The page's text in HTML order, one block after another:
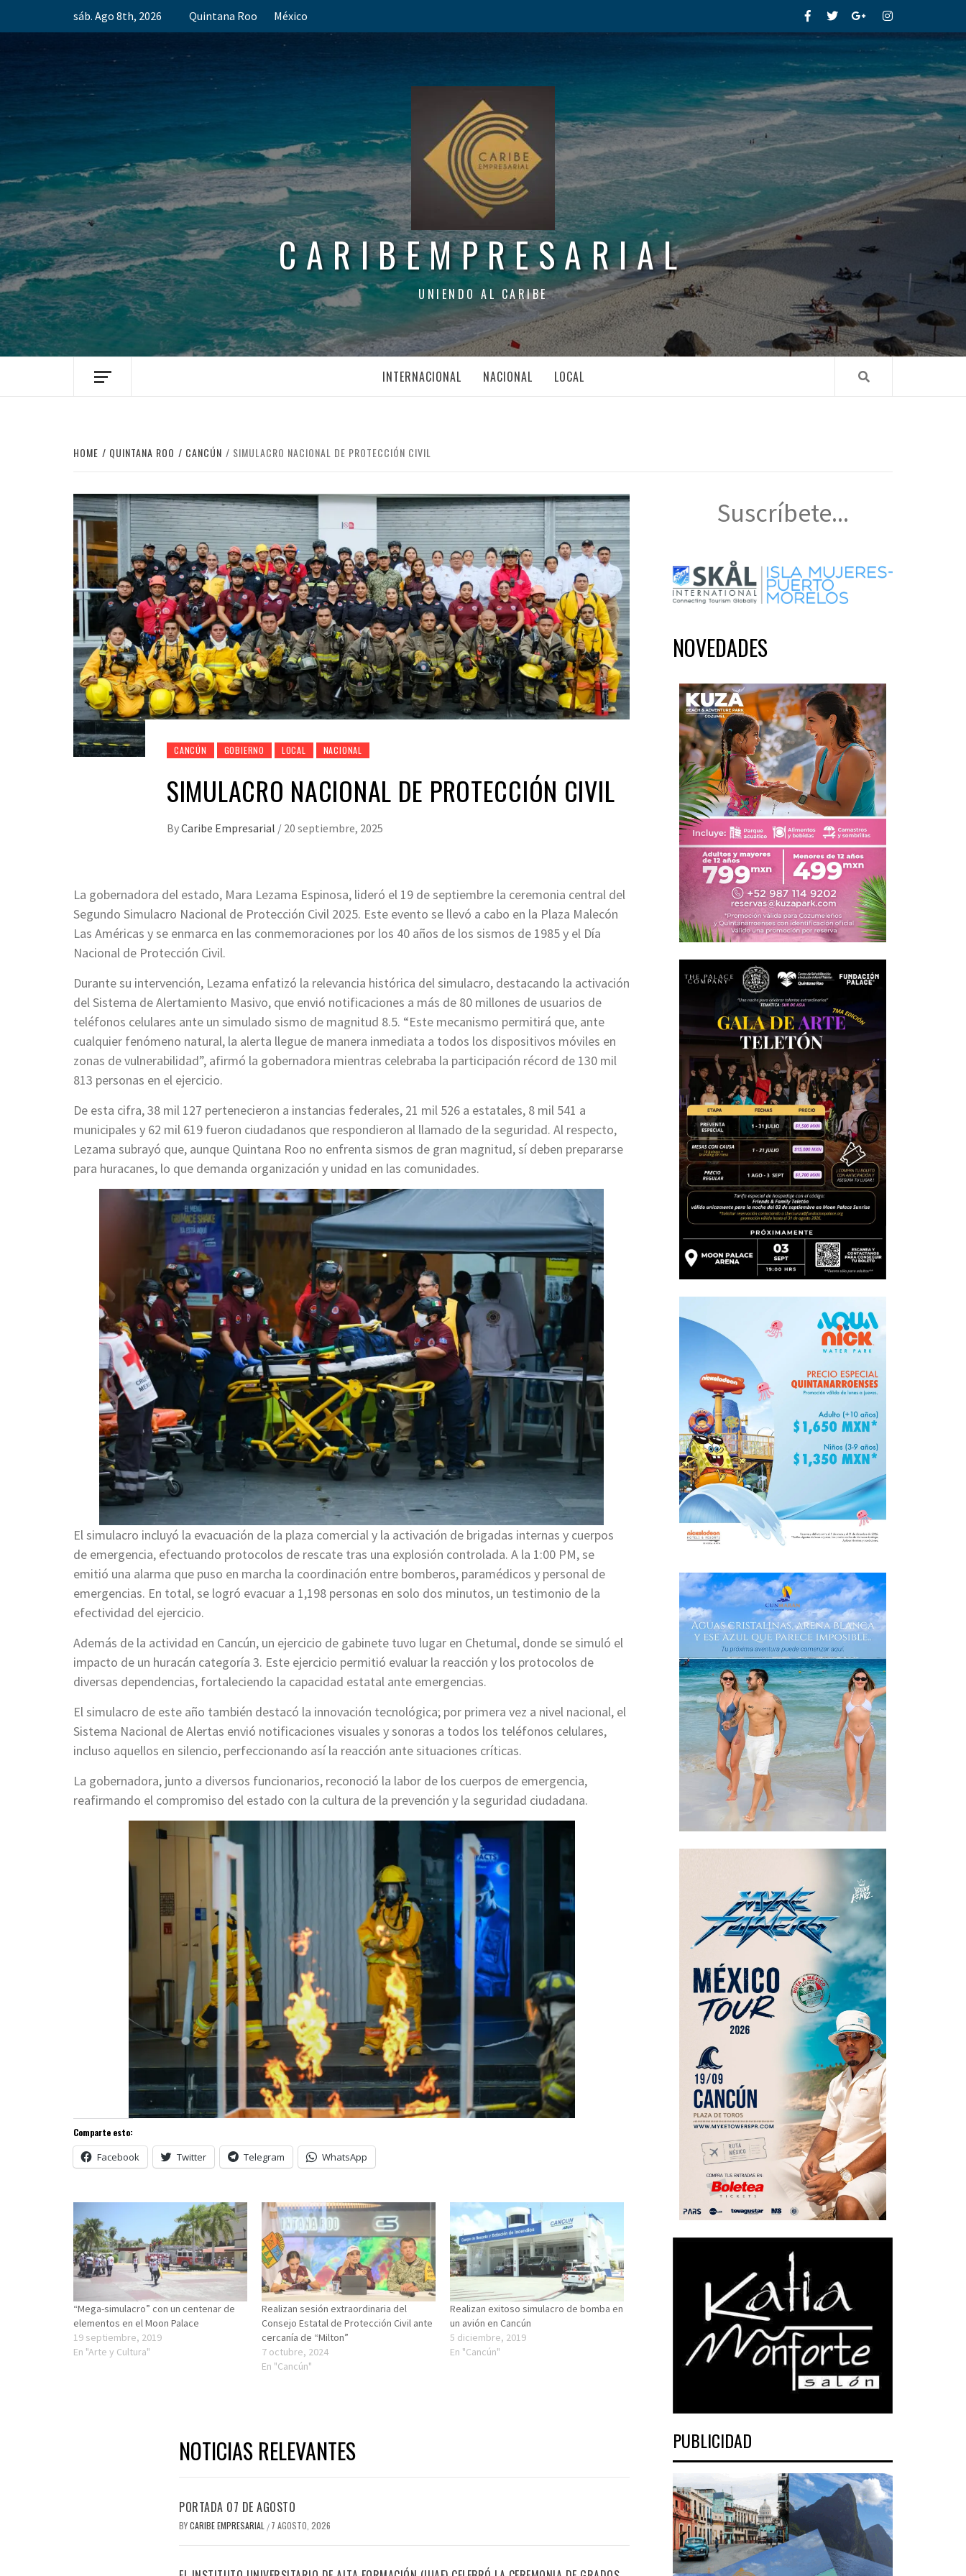
sáb. Ago 8th, 2026 Quintana Roo México FacebookTwitterGoogle+Instagram
CARIBEMPRESARIAL
UNIENDO AL CARIBE
INTERNACIONAL NACIONAL LOCAL
HOME QUINTANA ROO CANCÚN SIMULACRO NACIONAL DE PROTECCIÓN CIVIL
CANCÚN GOBIERNO LOCAL NACIONAL
SIMULACRO NACIONAL DE PROTECCIÓN CIVIL
ByCaribe Empresarial / 20 septiembre, 2025
La gobernadora del estado, Mara Lezama Espinosa, lideró el 19 de septiembre la ceremonia central del
Segundo Simulacro Nacional de Protección Civil 2025. Este evento se llevó a cabo en la Plaza Malecón
Las Américas y se enmarca en las conmemoraciones por los 40 años de los sismos de 1985 y el Día
Nacional de Protección Civil.
Durante su intervención, Lezama enfatizó la relevancia histórica del simulacro, destacando la activación
del Sistema de Alertamiento Masivo, que envió notificaciones a más de 80 millones de usuarios de
teléfonos celulares ante un simulado sismo de magnitud 8.5. “Este mecanismo permitirá que, ante
cualquier fenómeno natural, la alerta llegue de manera inmediata a todos los dispositivos móviles en
zonas de vulnerabilidad”, afirmó la gobernadora mientras celebraba la participación récord de 130 mil
813 personas en el ejercicio.
De esta cifra, 38 mil 127 pertenecieron a instancias federales, 21 mil 526 a estatales, 8 mil 541 a
municipales y 62 mil 619 fueron ciudadanos que respondieron al llamado de la seguridad. Al respecto,
Lezama subrayó que, aunque Quintana Roo no enfrenta sismos de gran magnitud, sí deben prepararse
para huracanes, lo que demanda organización y unidad en las comunidades.
El simulacro incluyó la evacuación de la plaza comercial y la activación de brigadas internas y cuerpos
de emergencia, efectuando protocolos de rescate tras una explosión controlada. A la 1:00 PM, se
emitió una alarma que puso en marcha la coordinación entre bomberos, paramédicos y personal de
emergencias. En total, se logró evacuar a 1,198 personas en solo dos minutos, un testimonio de la
efectividad del ejercicio.
Además de la actividad en Cancún, un ejercicio de gabinete tuvo lugar en Chetumal, donde se simuló el
impacto de un huracán categoría 3. Este ejercicio permitió evaluar la reacción y los protocolos de
diversas dependencias, fortaleciendo la capacidad estatal ante emergencias.
El simulacro de este año también destacó la innovación tecnológica; por primera vez a nivel nacional, el
Sistema Nacional de Alertas envió notificaciones visuales y sonoras a todos los teléfonos celulares,
incluso aquellos en silencio, perfeccionando así la reacción ante situaciones críticas.
La gobernadora, junto a diversos funcionarios, reconoció la labor de los cuerpos de emergencia,
reafirmando el compromiso del estado con la cultura de la prevención y la seguridad ciudadana.
Comparte esto:
Facebook Twitter Telegram WhatsApp
“Mega-simulacro” con un centenar de
elementos en el Moon Palace
19 septiembre, 2019
En "Arte y Cultura"
Realizan sesión extraordinaria del
Consejo Estatal de Protección Civil ante
cercanía de “Milton”
7 octubre, 2024
En "Cancún"
Realizan exitoso simulacro de bomba en
un avión en Cancún
5 diciembre, 2019
En "Cancún"
NOTICIAS RELEVANTES
PORTADA 07 DE AGOSTO
BYCARIBE EMPRESARIAL / 7 AGOSTO, 2026
Suscríbete...
NOVEDADES
PUBLICIDAD